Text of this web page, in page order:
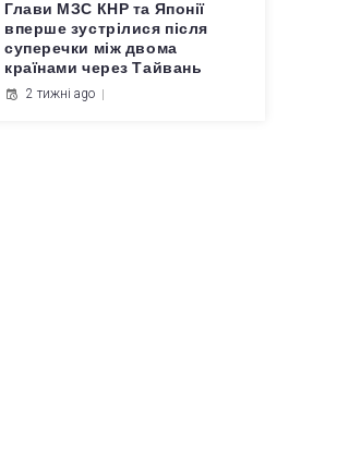
Глави МЗС КНР та Японії
вперше зустрілися після
суперечки між двома
країнами через Тайвань
2 тижні ago